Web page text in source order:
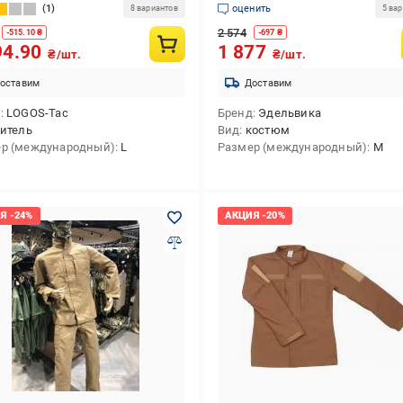
1 8 вариантов
-515.10 ₴
₴/шт.
LOGOS-Tac
(международный) L
оценить 5
2 574 -697 ₴
1 877 ₴/шт.
Доставим
Бренд Эдельвика
Вид костюм
Размер (международный) M